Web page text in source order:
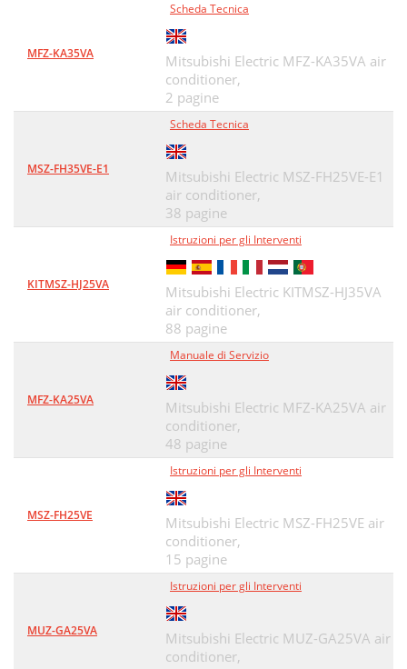
MFZ-KA35VA
Scheda Tecnica
Mitsubishi Electric MFZ-KA35VA air
conditioner,
2 pagine
MSZ-FH35VE-E1
Scheda Tecnica
Mitsubishi Electric MSZ-FH25VE-E1
air conditioner,
38 pagine
KITMSZ-HJ25VA
Istruzioni per gli Interventi
Mitsubishi Electric KITMSZ-HJ35VA
air conditioner,
88 pagine
MFZ-KA25VA
Manuale di Servizio
Mitsubishi Electric MFZ-KA25VA air
conditioner,
48 pagine
MSZ-FH25VE
Istruzioni per gli Interventi
Mitsubishi Electric MSZ-FH25VE air
conditioner,
15 pagine
MUZ-GA25VA
Istruzioni per gli Interventi
Mitsubishi Electric MUZ-GA25VA air
conditioner,